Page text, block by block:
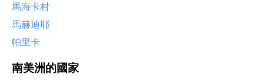
馬海卡村
馬赫迪耶
帕里卡
南美洲的國家